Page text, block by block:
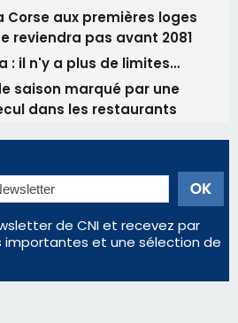
spectacle ?
Miss Corse 2026
Corse aux premières loges
reviendra pas avant 2081
: il n'y a plus de limites…
saison marqué par une
dans les restaurants
de CNI et recevez par
importantes et une sélection de